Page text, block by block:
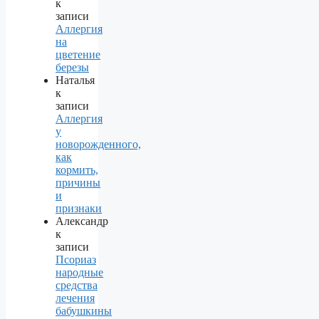
к
записи
Аллергия
на
цветение
березы
Наталья
к
записи
Аллергия
у
новорожденного,
как
кормить,
причины
и
признаки
Александр
к
записи
Псориаз
народные
средства
лечения
бабушкины